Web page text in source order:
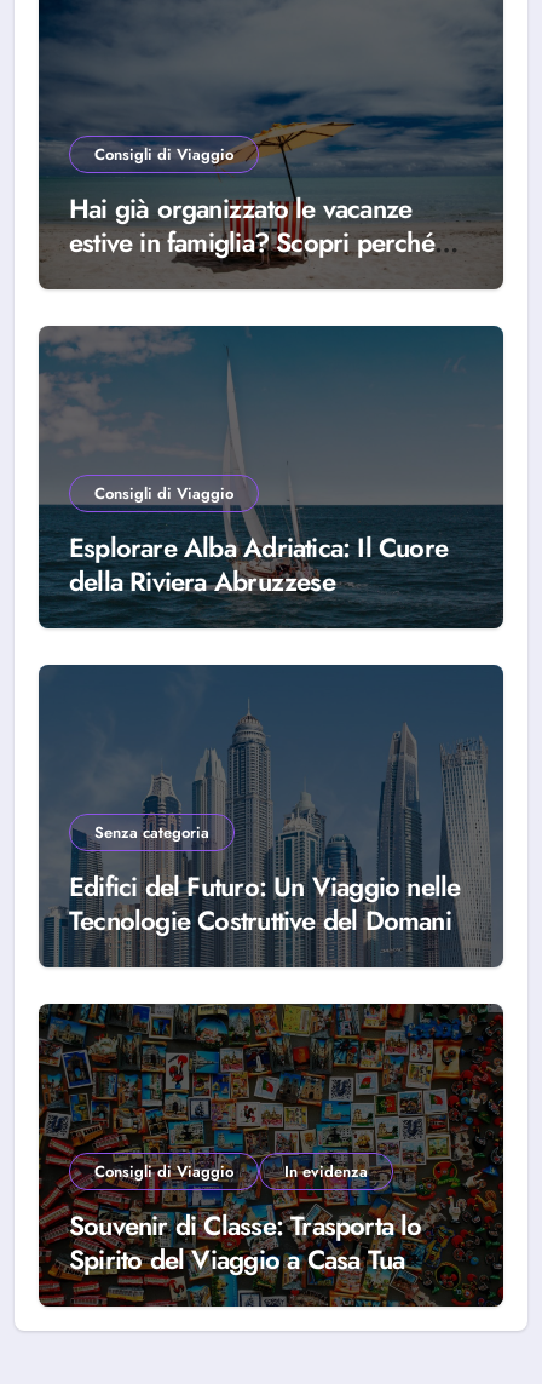
Consigli di Viaggio
Hai già organizzato le vacanze
estive in famiglia? Scopri perché
scegliere Alba Adriatica
Consigli di Viaggio
Esplorare Alba Adriatica: Il Cuore
della Riviera Abruzzese
Senza categoria
Edifici del Futuro: Un Viaggio nelle
Tecnologie Costruttive del Domani
Consigli di Viaggio In evidenza
Souvenir di Classe: Trasporta lo
Spirito del Viaggio a Casa Tua